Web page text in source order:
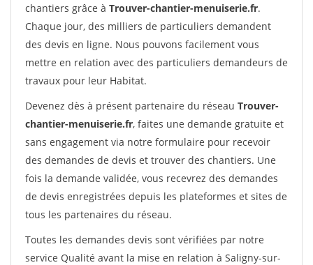
chantiers grâce à Trouver-chantier-menuiserie.fr.
Chaque jour, des milliers de particuliers demandent
des devis en ligne. Nous pouvons facilement vous
mettre en relation avec des particuliers demandeurs de
travaux pour leur Habitat.
Devenez dès à présent partenaire du réseau Trouver-
chantier-menuiserie.fr, faites une demande gratuite et
sans engagement via notre formulaire pour recevoir
des demandes de devis et trouver des chantiers. Une
fois la demande validée, vous recevrez des demandes
de devis enregistrées depuis les plateformes et sites de
tous les partenaires du réseau.
Toutes les demandes devis sont vérifiées par notre
service Qualité avant la mise en relation à Saligny-sur-